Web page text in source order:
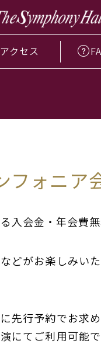
アクセス
フォニア
会金・年会費
どがお楽しみい
先行予約でお求
にてご利用可能で